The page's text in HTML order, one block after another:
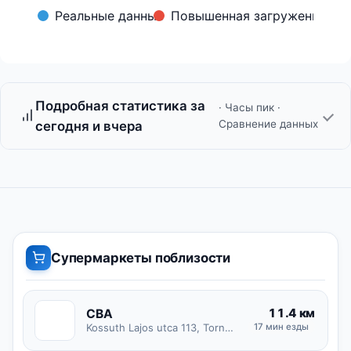
Реальные данные Повышенная загруженность
Подробная статистика за
сегодня и вчера
· Часы пик ·
Сравнение данных
Супермаркеты поблизости
CBA
Kossuth Lajos utca 113, Tornyospálca
11.4 км
17 мин езды